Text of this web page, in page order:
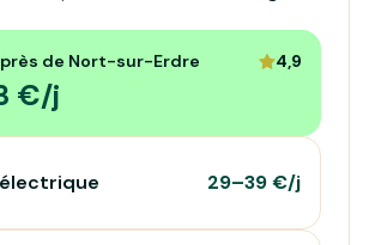
de Nort-sur-Erdre
4,9
€/j
29–39 €/j